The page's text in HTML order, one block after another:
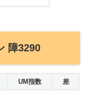
障3290
UM指数 差